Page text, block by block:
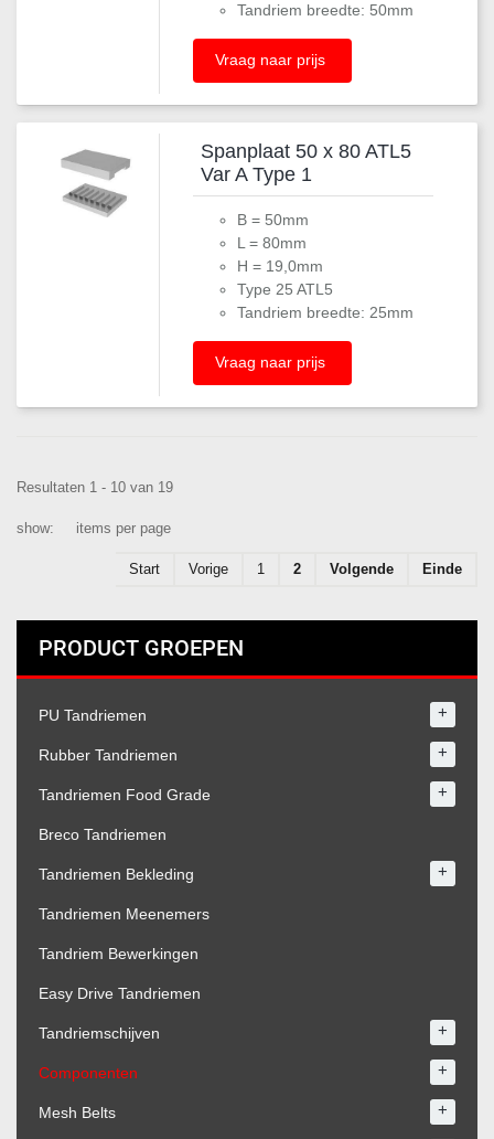
Tandriem breedte: 50mm
Vraag naar prijs
Spanplaat 50 x 80 ATL5
Var A Type 1
B = 50mm
L = 80mm
H = 19,0mm
Type 25 ATL5
Tandriem breedte: 25mm
Vraag naar prijs
Resultaten 1 - 10 van 19
show: items per page
Start Vorige 1 2 Volgende Einde
PRODUCT GROEPEN
PU Tandriemen +
Rubber Tandriemen +
Tandriemen Food Grade +
Breco Tandriemen
Tandriemen Bekleding +
Tandriemen Meenemers
Tandriem Bewerkingen
Easy Drive Tandriemen
Tandriemschijven +
Componenten +
Mesh Belts +